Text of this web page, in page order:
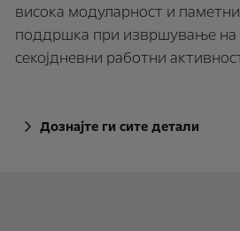
висока модуларност и
поддршка при извршување
секојдневни работни
Дознајте ги сите детали